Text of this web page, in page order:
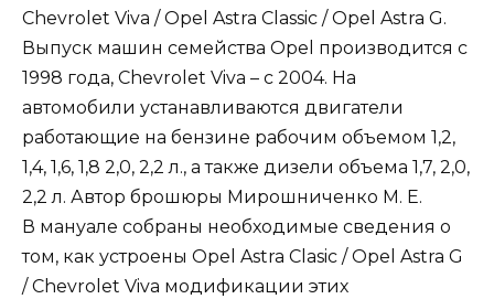
Chevrolet Viva / Opel Astra Classic / Opel Astra G.
Выпуск машин семейства Opel производится с
1998 года, Chevrolet Viva – с 2004. На
автомобили устанавливаются двигатели
работающие на бензине рабочим объемом 1,2,
1,4, 1,6, 1,8 2,0, 2,2 л., а также дизели объема 1,7, 2,0,
2,2 л. Автор брошюры Мирошниченко М. Е.
В мануале собраны необходимые сведения о
том, как устроены Opel Astra Clasic / Opel Astra G
/ Chevrolet Viva модификации этих